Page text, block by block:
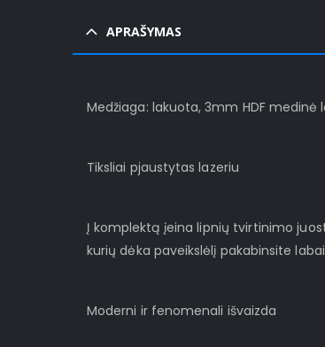
APRAŠYMAS
Medžiaga: lakuota, 3mm HDF medinė
Tiksliai pjaustytas lazeriu
Į komplektą įeina lipnių tvirtinimo
kurių dėka paveikslėlį pakabinsite
Moderni ir fenomenali išvaizda